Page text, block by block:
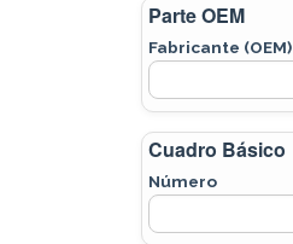
Parte OEM
Fabricante (OEM)
Cuadro Básico
Número